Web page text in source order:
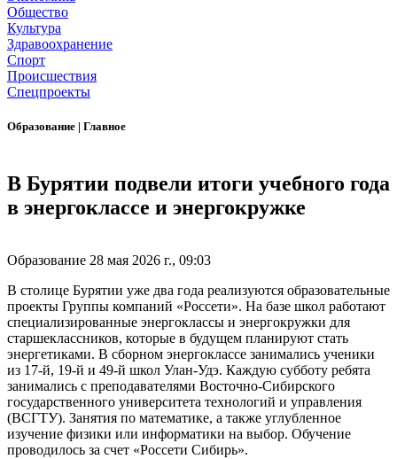
Общество
Культура
Здравоохранение
Спорт
Происшествия
Спецпроекты
Образование | Главное
В Бурятии подвели итоги учебного года
в энергоклассе и энергокружке
Образование 28 мая 2026 г., 09:03
В столице Бурятии уже два года реализуются образовательные
проекты Группы компаний «Россети». На базе школ работают
специализированные энергоклассы и энергокружки для
старшеклассников, которые в будущем планируют стать
энергетиками. В сборном энергоклассе занимались ученики
из 17-й, 19-й и 49-й школ Улан-Удэ. Каждую субботу ребята
занимались с преподавателями Восточно-Сибирского
государственного университета технологий и управления
(ВСГТУ). Занятия по математике, а также углубленное
изучение физики или информатики на выбор. Обучение
проводилось за счет «Россети Сибирь».